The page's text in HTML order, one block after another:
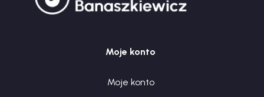
Moje konto
Moje konto